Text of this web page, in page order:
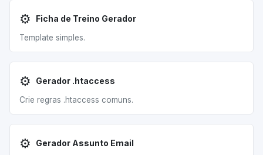
⚙️ Ficha de Treino Gerador
Template simples.
⚙️ Gerador .htaccess
Crie regras .htaccess comuns.
⚙️ Gerador Assunto Email